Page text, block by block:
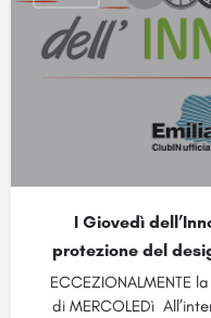
I Giovedì
protezione del
ECCEZIONALMENTE
di MERCOLEDì